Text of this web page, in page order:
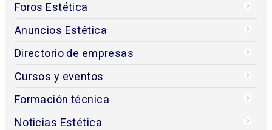
Foros Estética
Anuncios Estética
Directorio de empresas
Cursos y eventos
Formación técnica
Noticias Estética